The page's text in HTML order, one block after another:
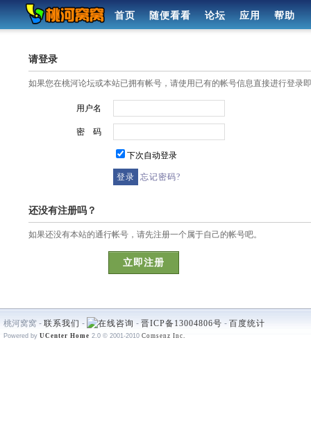
首页 随便看看 论坛 应用 帮助
请登录
如果您在桃河论坛或本站已拥有帐号，请使用已有的帐号信息直接进行登录
用户名
密 码
下次自动登录
忘记密码?
还没有注册吗？
如果还没有本站的通行帐号，请先注册一个属于自己的帐号吧。
立即注册
桃河窝窝 - 联系我们 - - 晋ICP备13004806号 - 百度统计
Powered by UCenter Home 2.0 © 2001-2010 Comsenz Inc.